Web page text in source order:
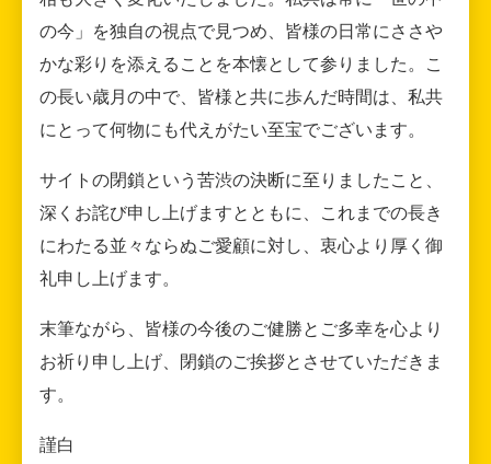
の今」を独自の視点で見つめ、皆様の日常にささや
かな彩りを添えることを本懐として参りました。こ
の長い歳月の中で、皆様と共に歩んだ時間は、私共
にとって何物にも代えがたい至宝でございます。
サイトの閉鎖という苦渋の決断に至りましたこと、
深くお詫び申し上げますとともに、これまでの長き
にわたる並々ならぬご愛顧に対し、衷心より厚く御
礼申し上げます。
末筆ながら、皆様の今後のご健勝とご多幸を心より
お祈り申し上げ、閉鎖のご挨拶とさせていただきま
す。
謹白